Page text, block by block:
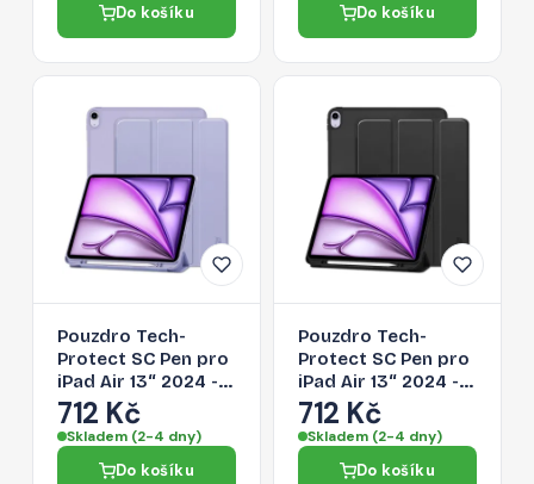
(2024/2025/2026) -
černá
Do košíku
black Do košíku
Pouzdro Tech-
Protect SC Pen pro
iPad Air 13“ 2024 -
fialové
712 Kč
Skladem (2-4 dny)
Do košíku
Pouzdro Tech-
Protect SC Pen pro
iPad Air 13“ 2024 -
černé
712 Kč
Skladem (2-4 dny)
Do košíku